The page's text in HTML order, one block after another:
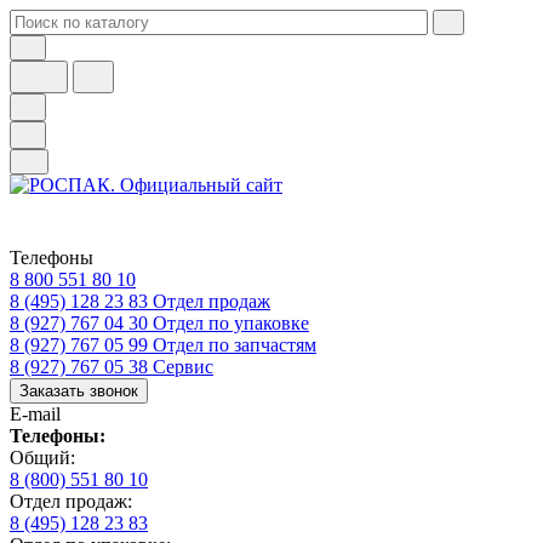
Телефоны
8 800 551 80 10
8 (495) 128 23 83 Отдел продаж
8 (927) 767 04 30 Отдел по упаковке
8 (927) 767 05 99 Отдел по запчастям
8 (927) 767 05 38 Сервис
Заказать звонок
E-mail
Телефоны:
Общий:
8 (800) 551 80 10
Отдел продаж:
8 (495) 128 23 83